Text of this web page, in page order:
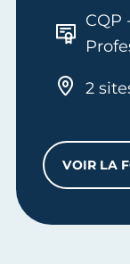
CQP
2
VOIR LA